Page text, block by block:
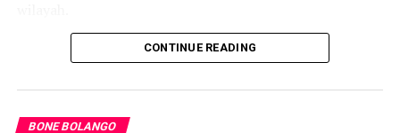
Bergabung
DON'T MISS
PETI Menggila di Pusat Kota Marisa: Alat Berat
Sebagai pusat pemerintahan, pertumbuhan ekonomi,
Tomini, Kota Gorontalo terbukti mampu menjaga
stabilitas kondusivitas daerah. Kendati memiliki
CONTINUE READING
BONE BOLANGO